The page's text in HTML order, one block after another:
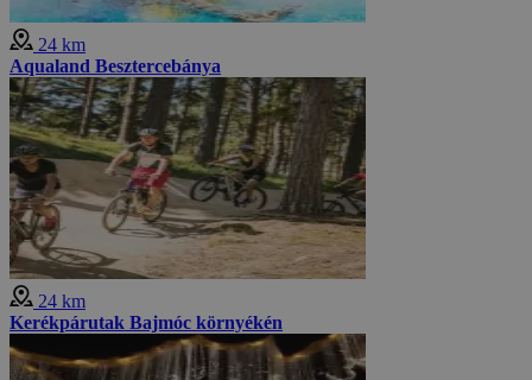
24 km
Aqualand Besztercebánya
24 km
Kerékpárutak Bajmóc környékén